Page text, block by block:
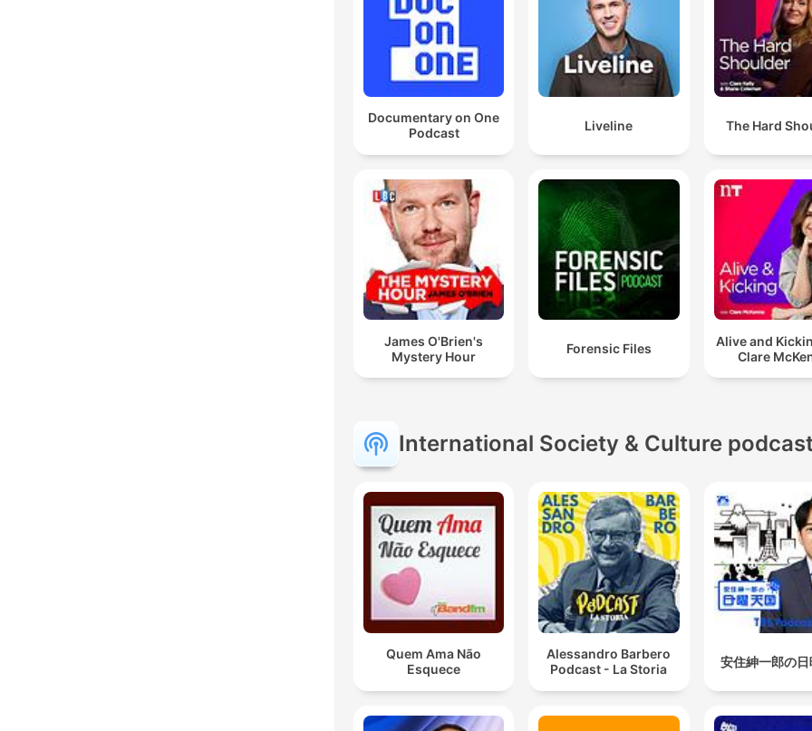
C'est important parce que sinon on ne pense qu'aux
hommes.
00:31:20 · L'intervenant explique les conséquences cognitives
l'utilisation exclusive du masculin dans le langage.
00:35:32 · L'expert justifie lacomplexité de l'écrit par les
ambiguïtés inhérentes à la structure de la langue orale.
Documentary on One
Podcast
Liveline The Hard
James O'Brien's
Mystery Hour
Forensic Files
Alive and
Clare
International Society & Culture
Quem Ama Não
Esquece
Alessandro Barbero
Podcast - La Storia
安住紳一郎の日